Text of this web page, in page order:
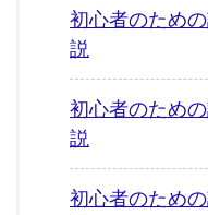
初心者のため
説
初心者のため
説
初心者のため